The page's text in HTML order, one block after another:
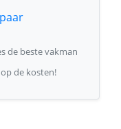
de beste vakman
de kosten!